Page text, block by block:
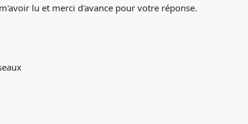
lu et merci d'avance pour votre réponse.